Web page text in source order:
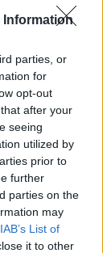
Information
parties, or
for
opt-out
after your
seeing
utilized by
prior to
further
parties on the
may
IAB’s List of
it to other